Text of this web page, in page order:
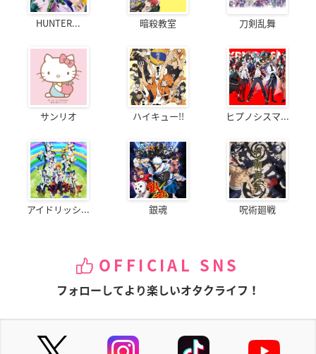
HUNTER... 暗殺教室 刀剣乱舞
サンリオ ハイキュー!! ヒプノシスマ...
アイドリッシ... 銀魂 呪術廻戦
OFFICIAL SNS
フォローしてより楽しいオタクライフ！